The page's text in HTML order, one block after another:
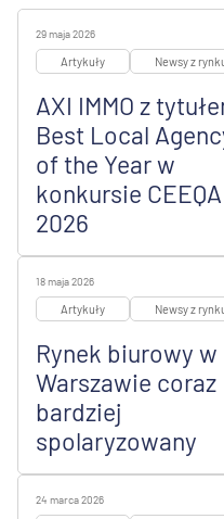
29 maja 2026
Artykuły Newsy z
AXI IMMO z
Best Local
of the Year w
konkursie CEEQA
2026
18 maja 2026
Artykuły Newsy z
Rynek biurowy w
Warszawie coraz
bardziej
spolaryzowany
24 marca 2026